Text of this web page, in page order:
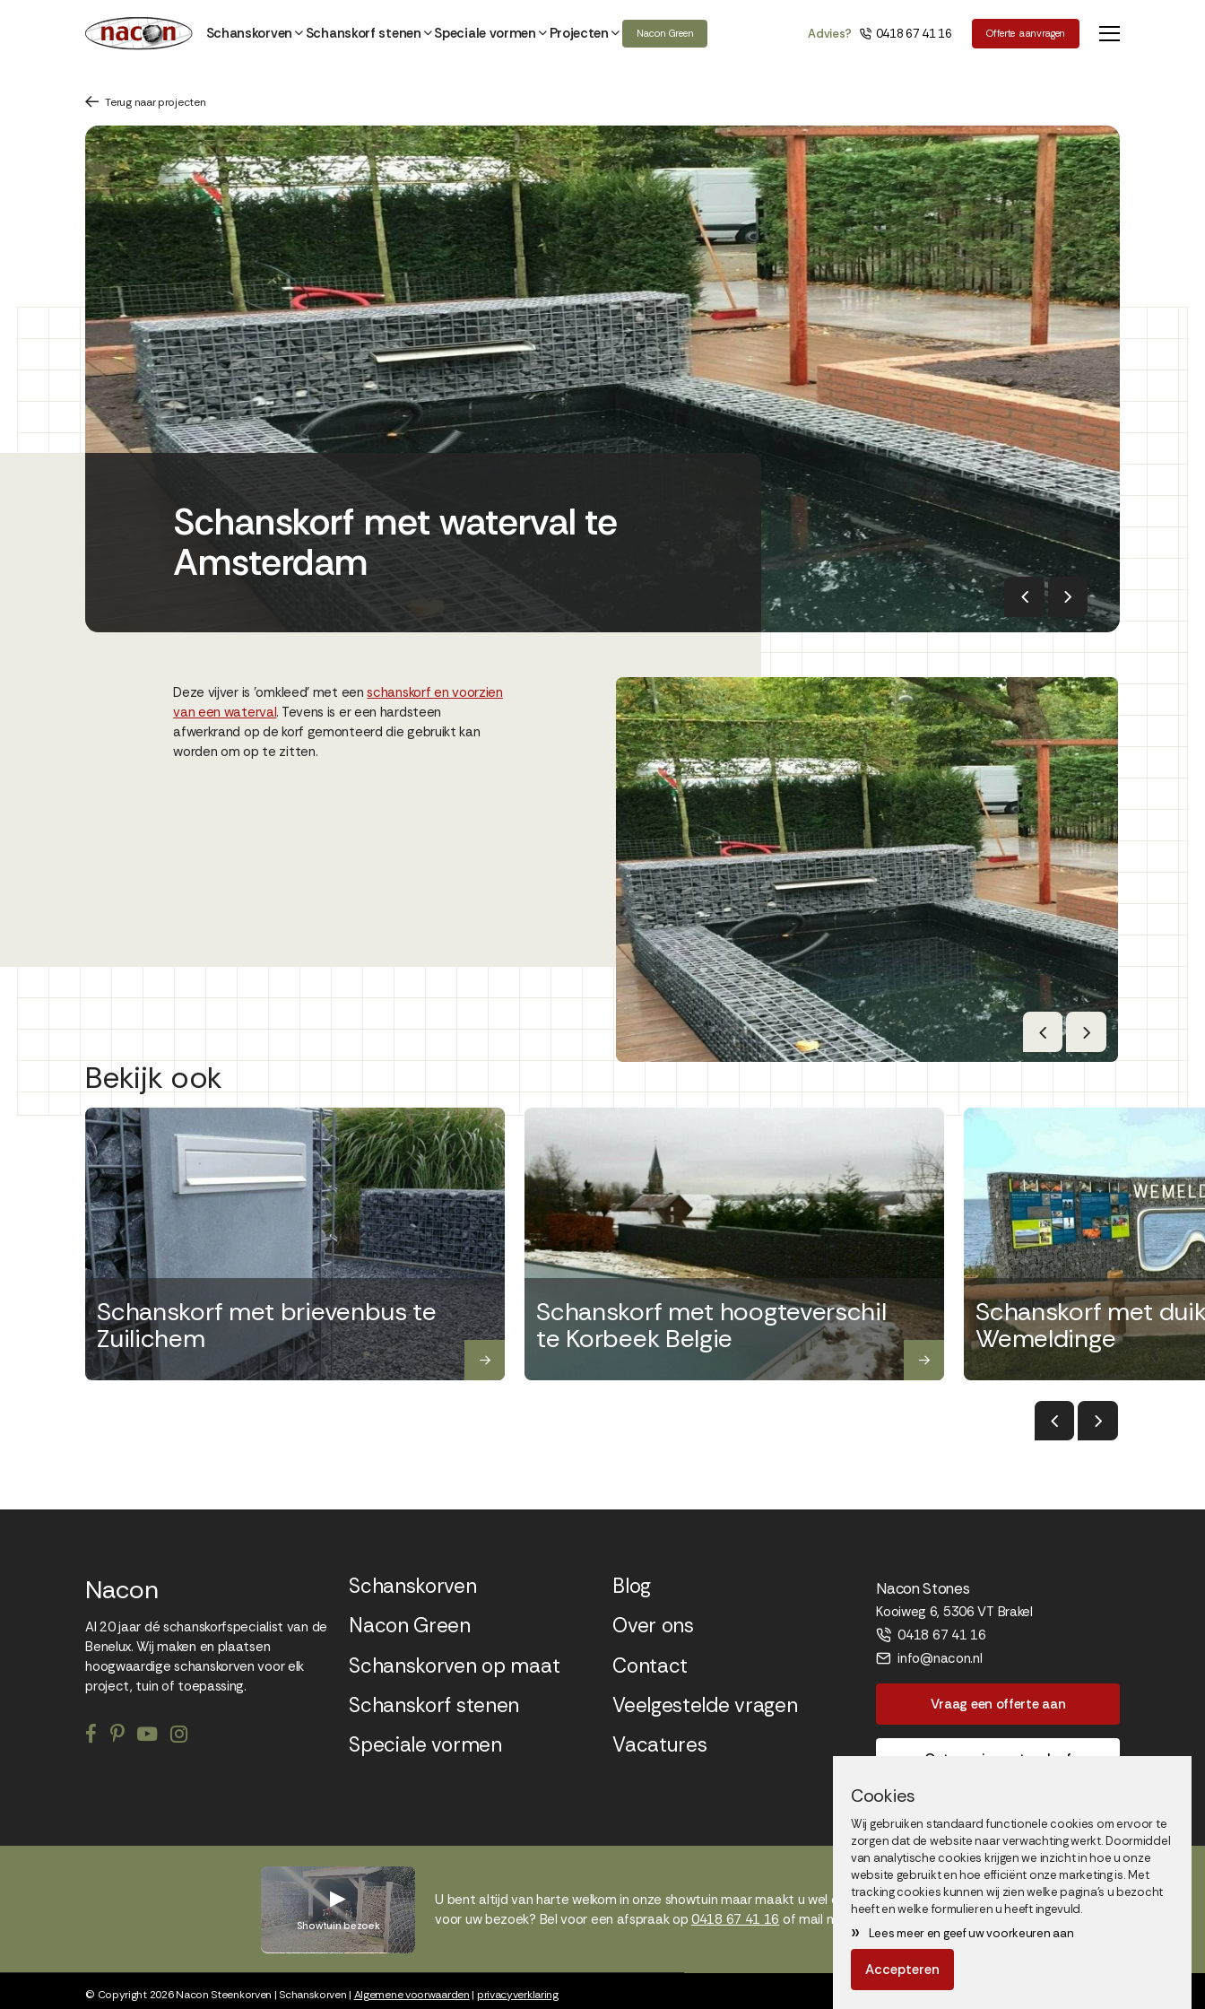
Schanskorven Schanskorf stenen Speciale vormen Projecten Nacon Green Advies? 0418 67 41 16 Offerte aanvragen
Terug naar projecten
Schanskorf met waterval te
Amsterdam
Deze vijver is 'omkleed' met eenschanskorf en voorzien
van een waterval. Tevens is er een hardsteen
afwerkrand op de korf gemonteerd die gebruikt kan
worden om op te zitten.
Bekijk ook
Schanskorf met brievenbus te
Zuilichem
Schanskorf met hoogteverschil
te Korbeek Belgie
Schanskorf met
Wemeldinge
Nacon
Al 20 jaar dé schanskorfspecialist van de
Benelux. Wij maken en plaatsen
hoogwaardige schanskorven voor elk
project, tuin of toepassing.
Schanskorven
Nacon Green
Schanskorven op maat
Schanskorf stenen
Speciale vormen
Blog
Over ons
Contact
Veelgestelde vragen
Vacatures
Nacon Stones
Kooiweg 6, 5306 VT Brakel
0418 67 41 16
info@nacon.nl
Vraag een offerte aan
Ontwerp jouw steenkorf
Showtuin bezoek
U bent altijd van harte welkom in onze showtuin maar maakt u wel even een afspraak
voor uw bezoek? Bel voor een afspraak op0418 67 41 16 of mail naarinfo@nacon.nl.
© Copyright 2026 Nacon Steenkorven | Schanskorven | Algemene voorwaarden| privacyverklaring Van deze website is
Cookies
Wij gebruiken standaard functionele cookies om ervoor te
zorgen dat de website naar verwachting werkt. Doormiddel
van analytische cookies krijgen we inzicht in hoe u onze
website gebruikt en hoe efficiënt onze marketing is. Met
tracking cookies kunnen wij zien welke pagina's u bezocht
heeft en welke formulieren u heeft ingevuld.
» Lees meer en geef uw voorkeuren aan
Accepteren